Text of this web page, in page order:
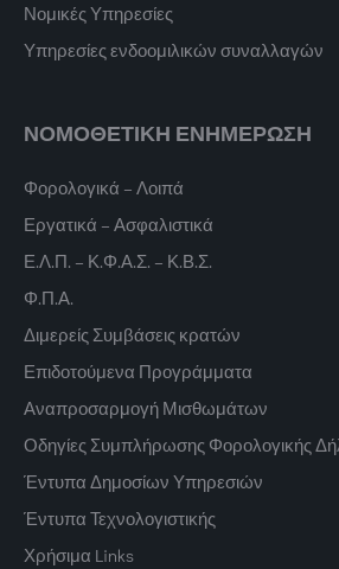
Νομικές Υπηρεσίες
Υπηρεσίες ενδοομιλικών συναλλαγών
ΝΟΜΟΘΕΤΙΚΗ ΕΝΗΜΕΡΩΣΗ
Φορολογικά – Λοιπά
Εργατικά – Ασφαλιστικά
Ε.Λ.Π. – Κ.Φ.Α.Σ. – Κ.Β.Σ.
Φ.Π.Α.
Διμερείς Συμβάσεις κρατών
Επιδοτούμενα Προγράμματα
Αναπροσαρμογή Μισθωμάτων
Οδηγίες Συμπλήρωσης Φορολογικής
Έντυπα Δημοσίων Υπηρεσιών
Έντυπα Τεχνολογιστικής
Χρήσιμα Links